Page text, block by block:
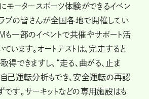
モータースポーツ体験ができるイベン
ラブの皆さんが全国各地で開催してい
も一部のイベントで共催やサポート活
います。オートテストは、完走すると
得できますし、“走る、曲がる、止ま
己運転分析もでき、安全運転の再認
す。サーキットなどの専用施設はも